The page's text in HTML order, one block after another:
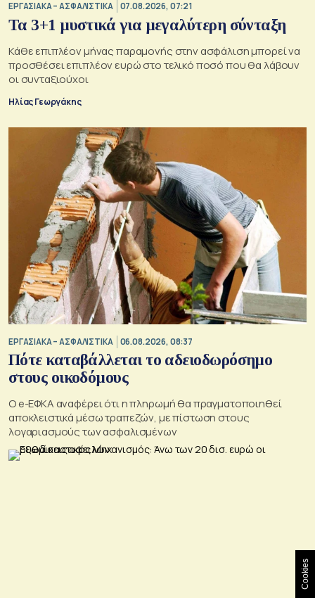
ΕΡΓΑΣΙΑΚΑ – ΑΣΦΑΛΙΣΤΙΚΑ 07.08.2026, 07:21
Τα 3+1 μυστικά για μεγαλύτερη σύνταξη
Κάθε επιπλέον μήνας παραμονής στην ασφάλιση μπορεί να
προσθέσει επιπλέον ευρώ στο τελικό ποσό που θα λάβουν
οι συνταξιούχοι
Ηλίας Γεωργάκης
ΕΡΓΑΣΙΑΚΑ – ΑΣΦΑΛΙΣΤΙΚΑ 06.08.2026, 08:37
Πότε καταβάλλεται το αδειοδωρόσημο
στους οικοδόμους
O e-ΕΦΚΑ αναφέρει ότι η πληρωμή θα πραγματοποιηθεί
αποκλειστικά μέσω τραπεζών, με πίστωση στους
λογαριασμούς των ασφαλισμένων
Cookies